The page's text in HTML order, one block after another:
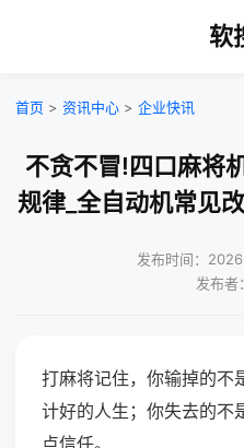
软
首页 > 资讯中心 > 企业快讯
不贪不冒!四口麻将
规律_全自动机常见
发布时间：
发布者
打麻将记住，你输掉的不
计好的人生；你失去的不
点信任。